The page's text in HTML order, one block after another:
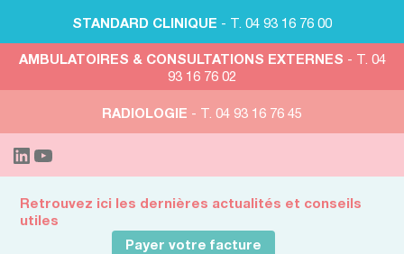
STANDARD CLINIQUE - T. 04 93 16 76 00
AMBULATOIRES & CONSULTATIONS EXTERNES - T. 04
93 16 76 02
RADIOLOGIE - T. 04 93 16 76 45
Retrouvez ici les dernières actualités et conseils
utiles
Payer votre facture